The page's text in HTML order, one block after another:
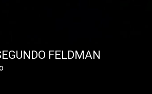
FELDMAN